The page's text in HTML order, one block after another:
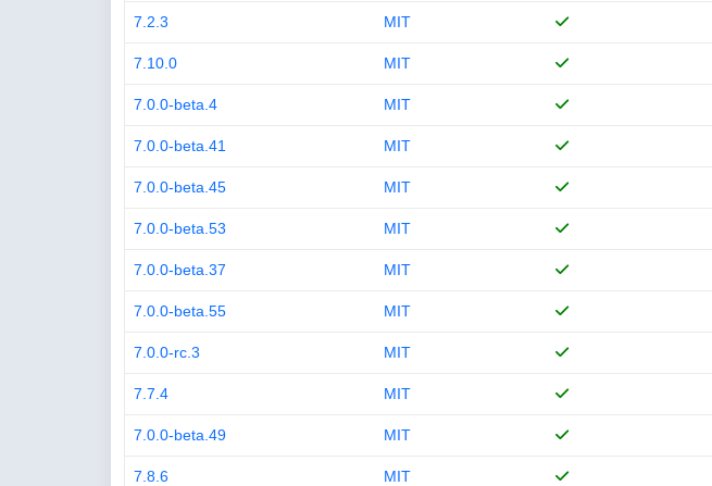
7.2.3 MIT
7.10.0 MIT
7.0.0-beta.4 MIT
7.0.0-beta.41 MIT
7.0.0-beta.45 MIT
7.0.0-beta.53 MIT
7.0.0-beta.37 MIT
7.0.0-beta.55 MIT
7.0.0-rc.3 MIT
7.7.4 MIT
7.0.0-beta.49 MIT
7.8.6 MIT